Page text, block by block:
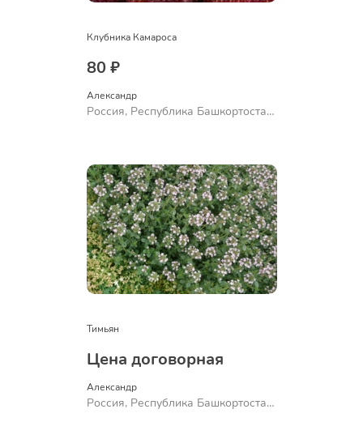
Клубника Камароса
80 ₽
Александр
Россия, Республика Башкортостан,
Тимьян
Цена договорная
Александр
Россия, Республика Башкортостан,